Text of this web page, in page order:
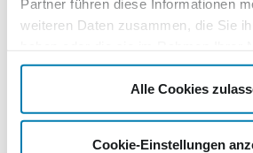
Partner führen diese Informationen
weiteren Daten zusammen, die Sie
gesammelt haben.
Alle Cookies
Cookie-Einstellungen